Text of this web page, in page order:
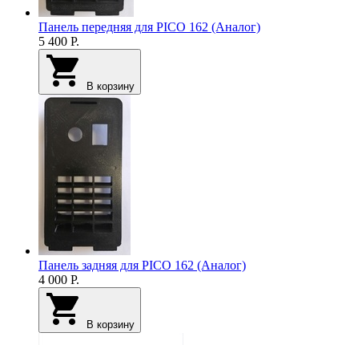
Панель передняя для PICO 162 (Аналог)
5 400 Р.
В корзину
Панель задняя для PICO 162 (Аналог)
4 000 Р.
В корзину